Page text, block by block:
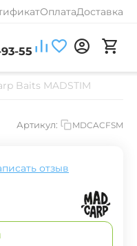
ОплатаДоставка
55
Baits MADSTIM
Артикул: MDCACFSM
отзыв